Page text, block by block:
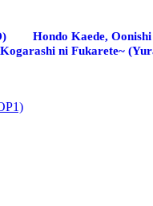
Hondo Kaede,
ni Fukarete~